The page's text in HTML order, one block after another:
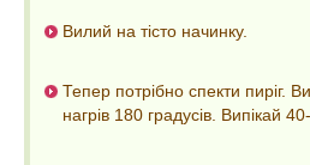
Вилий на тісто начинку.
Тепер потрібно спекти пиріг.
нагрів 180 градусів. Випікай